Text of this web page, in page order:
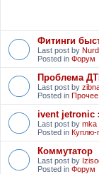
Фитинги
Last post by
Posted in Форум
Проблема
Last post by
Posted in Прочее
ivent jetronic
Last post by mka
Posted in Куплю-
Коммутатор
Last post by
Posted in Форум